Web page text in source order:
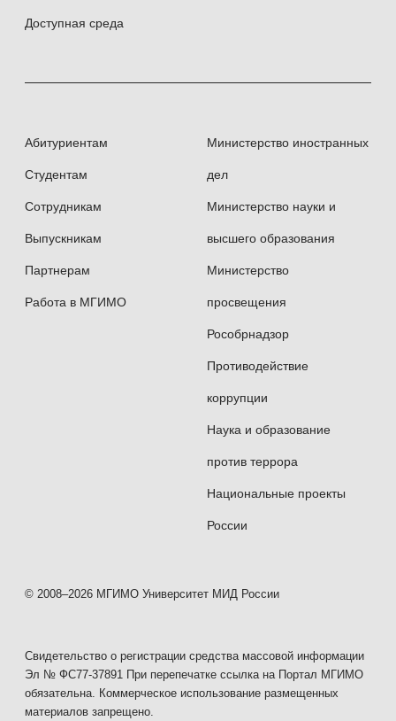
Доступная среда
Абитуриентам
Студентам
Сотрудникам
Выпускникам
Партнерам
Работа в МГИМО
Министерство иностранных
дел
Министерство науки и
высшего образования
Министерство
просвещения
Рособрнадзор
Противодействие
коррупции
Наука и образование
против террора
Национальные проекты
России
© 2008–2026 МГИМО Университет МИД России
Свидетельство о регистрации средства массовой информации
Эл № ФС77-37891 При перепечатке ссылка на Портал МГИМО
обязательна. Коммерческое использование размещенных
материалов запрещено.